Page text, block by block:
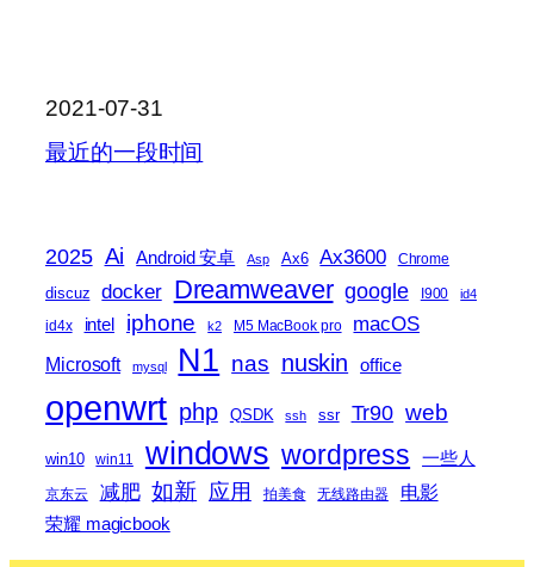
2021-07-31
最近的一段时间
2025 Ai Android 安卓 Asp Ax6 Ax3600 Chrome
discuz docker Dreamweaver google I900 id4
id4x intel iphone k2 M5 MacBook pro macOS
Microsoft mysql N1 nas nuskin office
openwrt php QSDK ssh ssr Tr90 web
win10 win11 windows wordpress 一些人
京东云 减肥 如新 应用 拍美食 无线路由器 电影
荣耀 magicbook